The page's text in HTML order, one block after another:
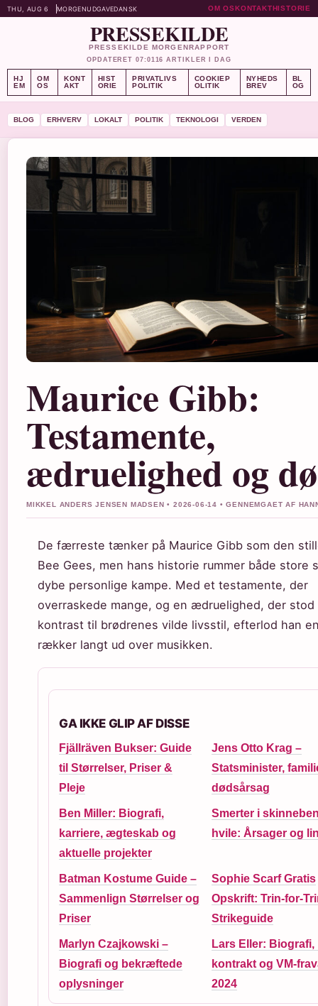
THU, AUG 6 MORGENUDGAVEDANSK OM OSKONTAKTHISTORIE
PRESSEKILDE
PRESSEKILDE MORGENRAPPORT
OPDATERET 07:0116 ARTIKLER I DAG
HJ
EM
OM
OS
KONT
AKT
HIST
ORIE
PRIVATLIVS
POLITIK
COOKIEP
OLITIK
NYHEDS
BREV
BL
OG
BLOG ERHVERV LOKALT POLITIK TEKNOLOGI VERDEN
Maurice Gibb:
Testamente,
ædruelighed og
MIKKEL ANDERS JENSEN MADSEN • 2026-06-14 • GENNEMGAET AF
De færreste tænker på Maurice Gibb som den
Bee Gees, men hans historie rummer både store
dybe personlige kampe. Med et testamente, der
overraskede mange, og en ædruelighed, der stod
kontrast til brødrenes vilde livsstil, efterlod han
rækker langt ud over musikken.
GA IKKE GLIP AF DISSE
Fjällräven Bukser: Guide
til Størrelser, Priser &
Pleje
Jens Otto Krag –
Statsminister,
dødsårsag
Ben Miller: Biografi,
karriere, ægteskab og
aktuelle projekter
Smerter i
hvile: Årsager og
Batman Kostume Guide –
Sammenlign Størrelser og
Priser
Sophie Scarf Gratis
Opskrift: Trin-for-
Strikeguide
Marlyn Czajkowski –
Biografi og bekræftede
oplysninger
Lars Eller: Biografi,
kontrakt og VM-
2024